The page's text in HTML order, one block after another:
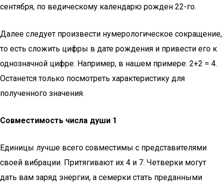
сентября, по ведическому календарю рожден 22-го.
Далее следует произвести нумерологическое сокращение,
то есть сложить цифры в дате рождения и привести его к
однозначной цифре. Например, в нашем примере: 2+2 = 4.
Останется только посмотреть характеристику для
полученного значения.
Совместимость числа души 1
Единицы лучше всего совместимы с представителями
своей вибрации. Притягивают их 4 и 7. Четверки могут
дать вам заряд энергии, а семерки стать преданными